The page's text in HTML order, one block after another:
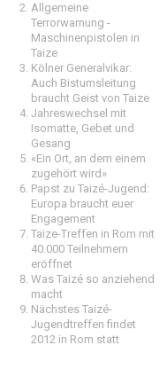
Allgemeine
Terrorwarnung -
Maschinenpistolen in
Taize
Kölner Generalvikar:
Auch Bistumsleitung
braucht Geist von Taize
Jahreswechsel mit
Isomatte, Gebet und
Gesang
«Ein Ort, an dem einem
zugehört wird»
Papst zu Taizé-Jugend:
Europa braucht euer
Engagement
Taize-Treffen in Rom mit
40.000 Teilnehmern
eröffnet
Was Taizé so anziehend
macht
Nächstes Taizé-
Jugendtreffen findet
2012 in Rom statt